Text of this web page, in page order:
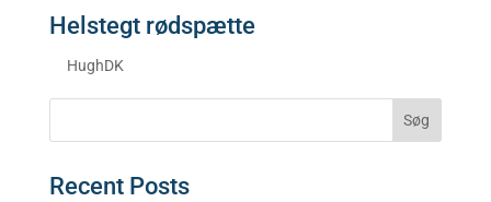
Helstegt rødspætte
HughDK|
Søg
Recent Posts